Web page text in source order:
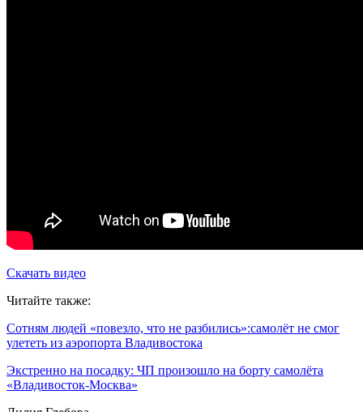
Скачать видео
Читайте также:
Сотням людей «повезло, что не разбились»:самолёт не смог
улететь из аэропорта Владивостока
Экстренно на посадку: ЧП произошло на борту самолёта
«Владивосток-Москва»